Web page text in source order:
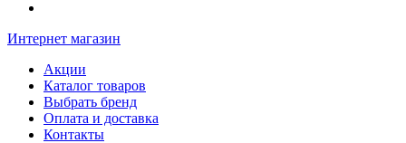
Интернет магазин
Акции
Каталог товаров
Выбрать бренд
Оплата и доставка
Контакты